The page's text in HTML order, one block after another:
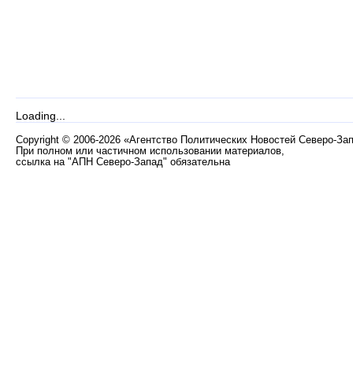
Loading...
Copyright © 2006-2026 «Агентство Политических Новостей Северо-
При полном или частичном использовании материалов,
ссылка на "АПН Северо-Запад" обязательна